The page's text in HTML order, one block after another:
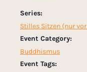
Series:
Stilles Sitzen (nur
Event Category:
Buddhismus
Event Tags: